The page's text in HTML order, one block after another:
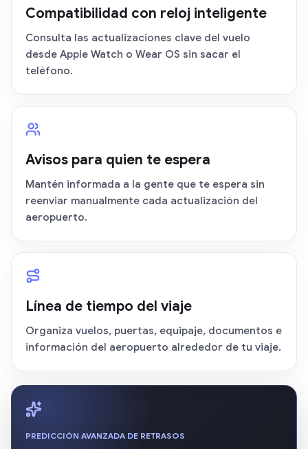
Compatibilidad con reloj inteligente
Consulta las actualizaciones clave del vuelo
desde Apple Watch o Wear OS sin sacar el
teléfono.
Avisos para quien te espera
Mantén informada a la gente que te espera sin
reenviar manualmente cada actualización del
aeropuerto.
Línea de tiempo del viaje
Organiza vuelos, puertas, equipaje, documentos e
información del aeropuerto alrededor de tu viaje.
PREDICCIÓN AVANZADA DE RETRASOS